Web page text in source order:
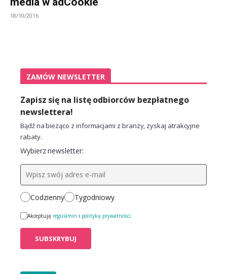
18/10/2016
ZAMÓW NEWSLETTER
Zapisz się na listę odbiorców bezpłatnego
newslettera!
Bądź na bieżąco z informacjami z branży, zyskaj atrakcyjne
rabaty.
Wybierz newsletter:
Codzienny Tygodniowy
Akceptuję regulamin i politykę prywatności